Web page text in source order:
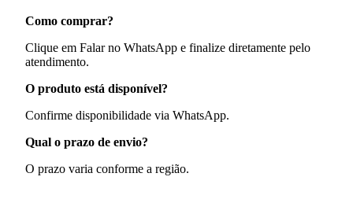
Como comprar?
Clique em Falar no WhatsApp e finalize diretamente pelo
atendimento.
O produto está disponível?
Confirme disponibilidade via WhatsApp.
Qual o prazo de envio?
O prazo varia conforme a região.